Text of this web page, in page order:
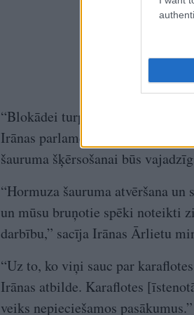
“Blokādei turpinoties, Hormuza
Irānas parlamenta spīkers
šauruma šķērsošanai būs
“Hormuza šauruma atvēršana
un mūsu bruņotie spēki noteikti
darbību,” sacīja Irānas Ārlietu
“Uz to, ko viņi sauc par
Irānas atbilde. Karaflotes
veiks nepieciešamos pasākumus.”